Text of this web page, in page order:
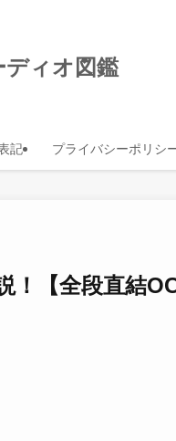
ィオ図鑑
記 プライバシーポリシ
【全段直結